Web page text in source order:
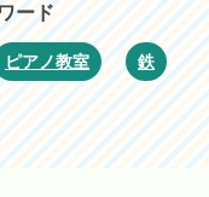
ード
ピアノ教室 鉄